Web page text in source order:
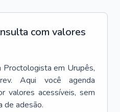
com valores
Proctologista em Urupês,
Aqui você agenda
valores acessíveis, sem
de adesão.